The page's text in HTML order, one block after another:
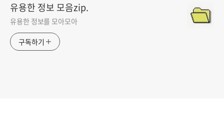
유용한 정보 모음zip.
유용한 정보를 모아모아
구독하기